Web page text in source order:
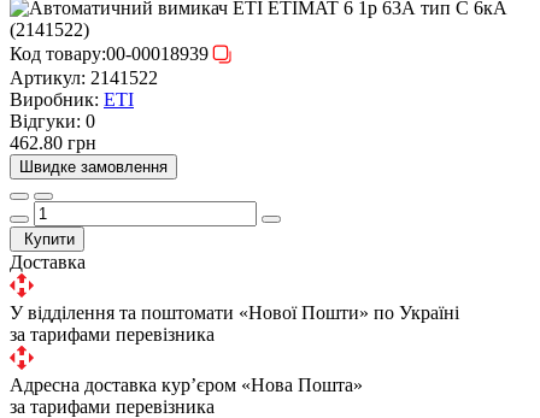
Код товару:00-00018939
Артикул: 2141522
Виробник: ETI
Відгуки: 0
462.80 грн
Швидке замовлення
Купити
Доставка
У відділення та поштомати «Нової Пошти» по Україні
за тарифами перевізника
Адресна доставка курʼєром «Нова Пошта»
за тарифами перевізника